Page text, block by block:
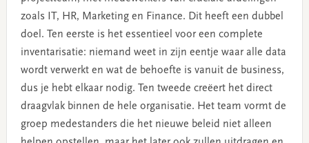
zoals IT, HR, Marketing en Finance. Dit heeft een dubbel
doel. Ten eerste is het essentieel voor een complete
inventarisatie: niemand weet in zijn eentje waar alle data
wordt verwerkt en wat de behoefte is vanuit de business,
dus je hebt elkaar nodig. Ten tweede creëert het direct
draagvlak binnen de hele organisatie. Het team vormt de
groep medestanders die het nieuwe beleid niet alleen